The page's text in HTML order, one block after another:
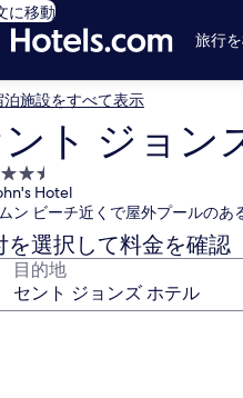
に移動
旅行
泊施設をすべて表示
ト ジョン
Hotel
ン ビーチ近くで屋外プールのあ
を選択して料金を確認
目的地